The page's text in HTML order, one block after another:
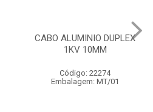
CABO ALUMINIO DUPLEX
1KV 10MM
Código: 22274
Embalagem: MT/01